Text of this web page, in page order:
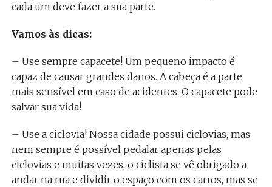
cada um deve fazer a sua parte.
Vamos às dicas:
– Use sempre capacete! Um pequeno impacto é
capaz de causar grandes danos. A cabeça é a parte
mais sensível em caso de acidentes. O capacete pode
salvar sua vida!
– Use a ciclovia! Nossa cidade possui ciclovias, mas
nem sempre é possível pedalar apenas pelas
ciclovias e muitas vezes, o ciclista se vê obrigado a
andar na rua e dividir o espaço com os carros, mas se